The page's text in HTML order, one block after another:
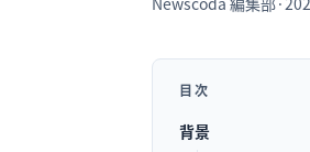
目次
背景